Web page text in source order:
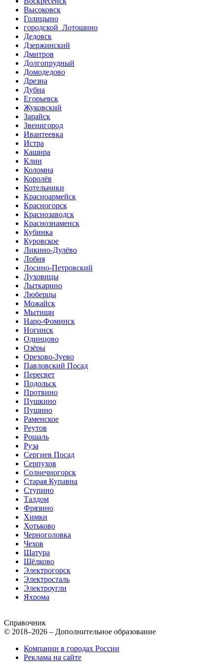
Высоковск
Голицыно
городской Лотошино
Дедовск
Дзержинский
Дмитров
Долгопрудный
Домодедово
Дрезна
Дубна
Егорьевск
Жуковский
Зарайск
Звенигород
Ивантеевка
Истра
Кашира
Клин
Коломна
Королёв
Котельники
Красноармейск
Красногорск
Краснозаводск
Краснознаменск
Кубинка
Куровское
Ликино-Дулёво
Лобня
Лосино-Петровский
Луховицы
Лыткарино
Люберцы
Можайск
Мытищи
Наро-Фоминск
Ногинск
Одинцово
Озёры
Орехово-Зуево
Павловский Посад
Пересвет
Подольск
Протвино
Пушкино
Пущино
Раменское
Реутов
Рошаль
Руза
Сергиев Посад
Серпухов
Солнечногорск
Старая Купавна
Ступино
Талдом
Фрязино
Химки
Хотьково
Черноголовка
Чехов
Шатура
Щёлково
Электрогорск
Электросталь
Электроугли
Яхрома
Справочник
© 2018–2026 – Дополнительное образование
Компании в городах России
Реклама на сайте